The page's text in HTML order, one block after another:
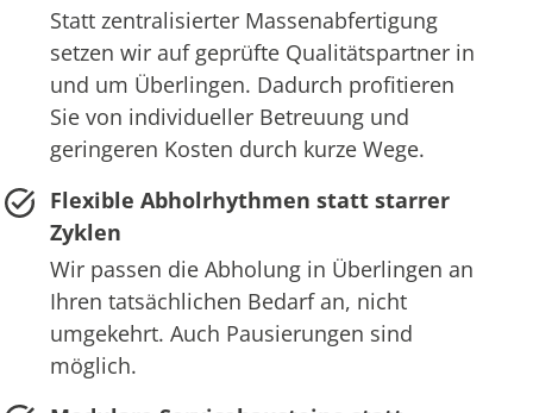
Statt zentralisierter Massenabfertigung
setzen wir auf geprüfte Qualitätspartner in
und um Überlingen. Dadurch profitieren
Sie von individueller Betreuung und
geringeren Kosten durch kurze Wege.
Flexible Abholrhythmen statt starrer
Zyklen
Wir passen die Abholung in Überlingen an
Ihren tatsächlichen Bedarf an, nicht
umgekehrt. Auch Pausierungen sind
möglich.